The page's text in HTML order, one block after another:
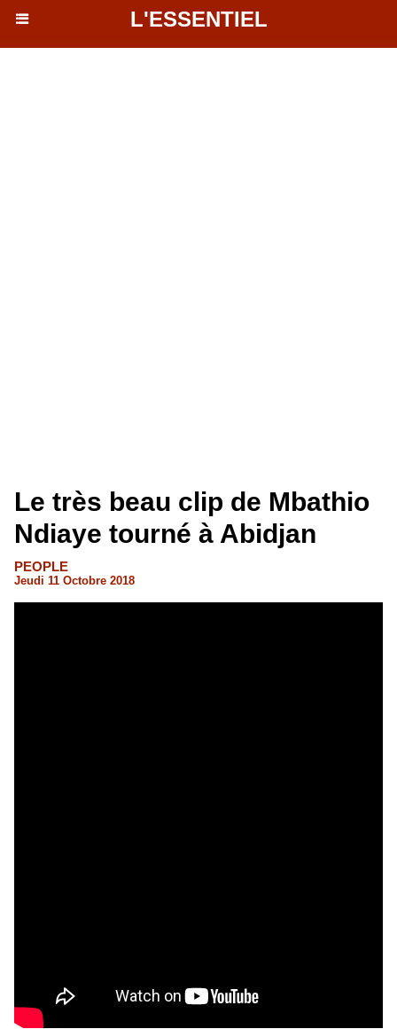
L'ESSENTIEL
Le très beau clip de Mbathio
Ndiaye tourné à Abidjan
PEOPLE
Jeudi 11 Octobre 2018